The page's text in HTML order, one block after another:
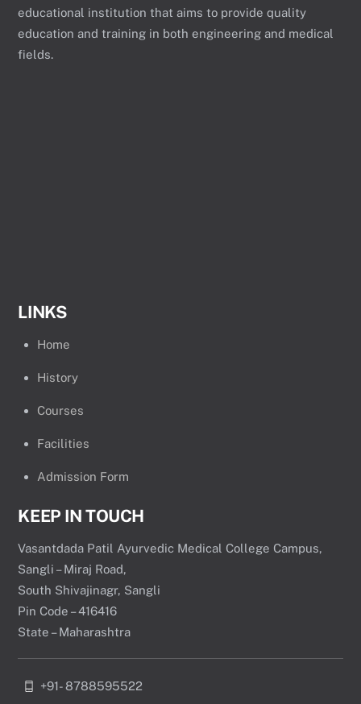
educational institution that aims to provide quality
education and training in both engineering and medical
fields.
LINKS
Home
History
Courses
Facilities
Admission Form
KEEP IN TOUCH
Vasantdada Patil Ayurvedic Medical College Campus,
Sangli – Miraj Road,
South Shivajinagr, Sangli
Pin Code – 416416
State – Maharashtra
+91- 8788595522